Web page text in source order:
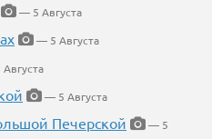
— 5 Августа
— 5 Августа
— 5 Августа
Печерской
— 5